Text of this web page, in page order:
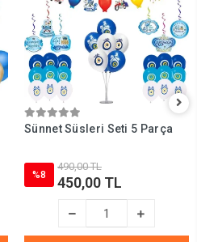
Sünnet Süsleri Seti 5 Parça
%8
490,00 TL
450,00 TL